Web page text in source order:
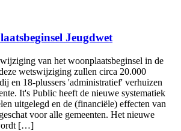
Jeugdwet
van het woonplaatsbeginsel in de
wetswijziging zullen circa 20.000
en 18-plussers 'administratief' verhuizen
It's Public heeft de nieuwe systematiek
uitgelegd en de (financiële) effecten van
voor alle gemeenten. Het nieuwe
[…]